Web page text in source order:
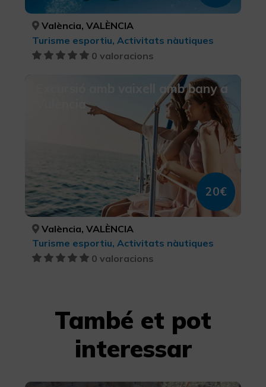
València, VALÈNCIA
Turisme esportiu, Activitats nàutiques
0 valoracions
Excursió amb vaixell amb bany a
València
20€
València, VALÈNCIA
Turisme esportiu, Activitats nàutiques
0 valoracions
També et pot
interessar